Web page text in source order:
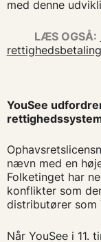
med denne
LÆS OGSÅ:
rettighedsbetaling
YouSee
nævn med en
Folketinget har
konflikter som
distributører som
Når YouSee i